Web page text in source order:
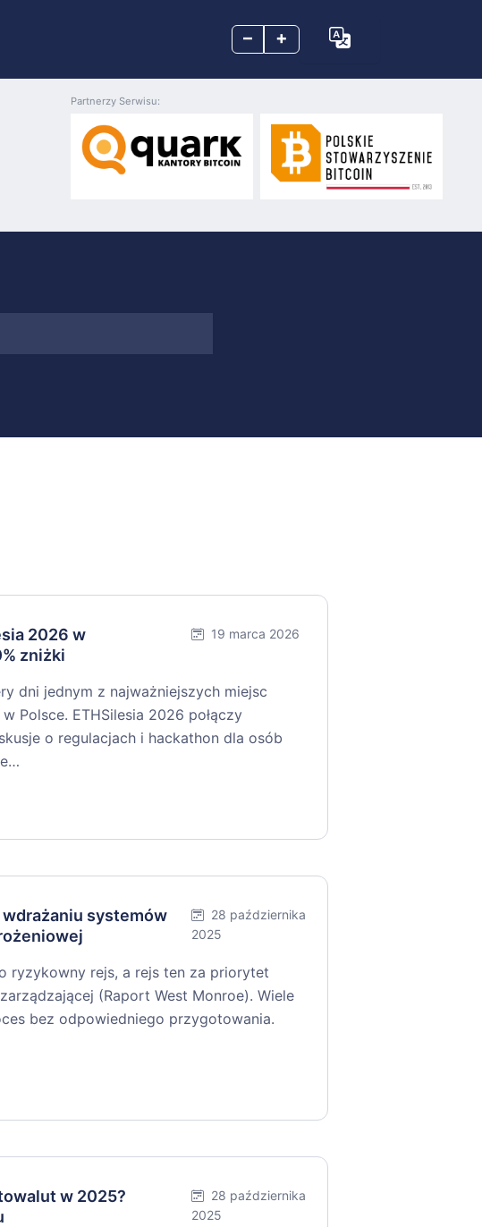
– +
Partnerzy Serwisu:
2026 w
zniżki
19 marca 2026
dni jednym z najważniejszych miejsc
Polsce. ETHSilesia 2026 połączy
o regulacjach i hackathon dla osób
wdrażaniu systemów
28 października
2025
ryzykowny rejs, a rejs ten za priorytet
(Raport West Monroe). Wiele
bez odpowiedniego przygotowania.
w 2025?
28 października
2025